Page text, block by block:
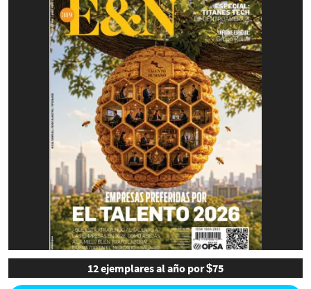
12 ejemplares al año por $75